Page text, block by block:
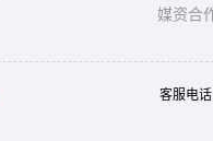
媒资合
客服电